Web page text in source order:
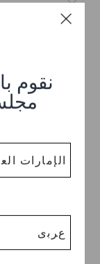
نقوم
كلوغ كلاسيك